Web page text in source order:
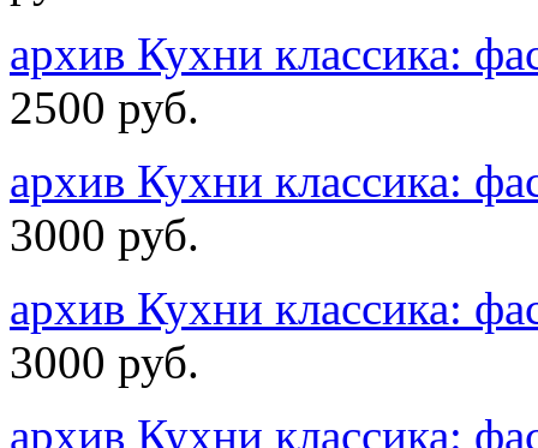
архив Кухни
2500 руб.
архив Кухни классика:
3000 руб.
архив Кухни классика:
3000 руб.
архив Кухни классика: